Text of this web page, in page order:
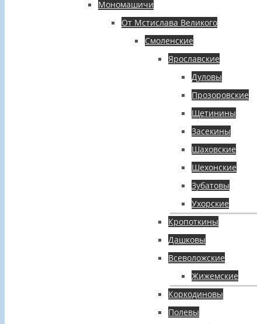
Мономашичи
От Мстислава Великого
Смоленские
Ярославские
Дуловы
Прозоровские
Щетинины
Засекины
Шаховские
Шехонские
Зубатовы
Ухорские
Кропоткины
Дашковы
Всеволожские
Жижемские
Коркодиновы
Полевы